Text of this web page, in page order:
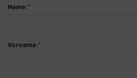
Name:*
Vorname:*